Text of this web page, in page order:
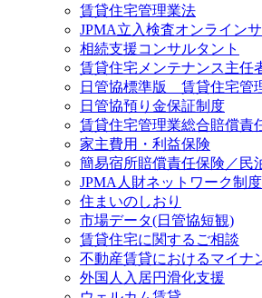
賃貸住宅管理業法
JPMA立入検査オンライン
相続支援コンサルタント
賃貸住宅メンテナンス主任
日管協標準版 賃貸住宅管
日管協預り金保証制度
賃貸住宅管理業総合賠償責
家主費用・利益保険
簡易宿所賠償責任保険／民
JPMA人財ネットワーク制度
住まいのしおり
市場データ(日管協短観)
賃貸住宅に関するご相談
不動産賃貸におけるマイナ
外国人入居円滑化支援